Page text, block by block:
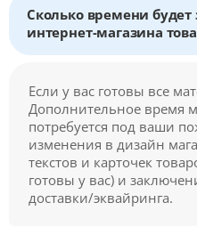
Сколько времени будет
интернет-магазина
Если у вас готовы все
Дополнительное время
потребуется под ваши
изменения в дизайн
текстов и карточек
готовы у вас) и
доставки/эквайринга.